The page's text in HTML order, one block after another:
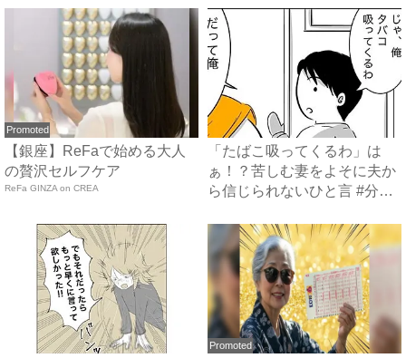
Promoted
【銀座】ReFaで始める大人
の贅沢セルフケア
ReFa GINZA on CREA
「たばこ吸ってくるわ」は
ぁ！？苦しむ妻をよそに夫か
ら信じられないひと言 #分娩
Promoted